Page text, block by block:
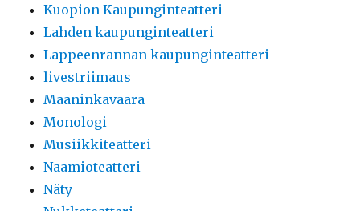
Kuopion Kaupunginteatteri
Lahden kaupunginteatteri
Lappeenrannan kaupunginteatteri
livestriimaus
Maaninkavaara
Monologi
Musiikkiteatteri
Naamioteatteri
Näty